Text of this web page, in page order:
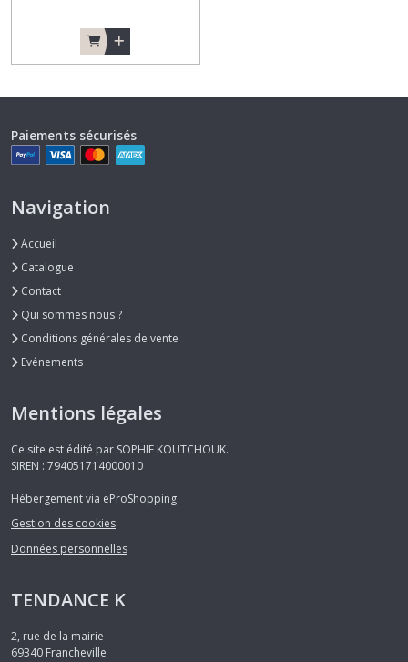
Paiements sécurisés
Navigation
Accueil
Catalogue
Contact
Qui sommes nous ?
Conditions générales de vente
Evénements
Mentions légales
Ce site est édité par SOPHIE KOUTCHOUK.
SIREN : 794051714000010
Hébergement via eProShopping
Gestion des cookies
Données personnelles
TENDANCE K
2, rue de la mairie
69340 Francheville